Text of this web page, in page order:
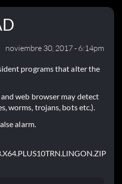
noviembre 30, 2017 - 6:14pm
programs that alter the
web browser may detect
worms, trojans, bots etc.).
alarm.